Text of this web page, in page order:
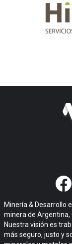
Minería & Desarrollo
minera de Argentina,
Nuestra visión es
más seguro, justo y